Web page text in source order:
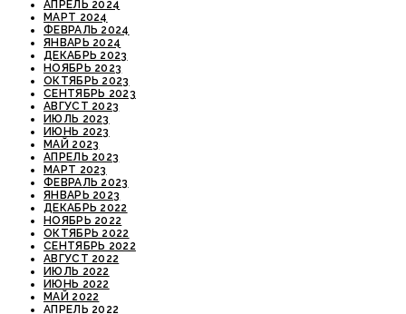
АПРЕЛЬ 2024
МАРТ 2024
ФЕВРАЛЬ 2024
ЯНВАРЬ 2024
ДЕКАБРЬ 2023
НОЯБРЬ 2023
ОКТЯБРЬ 2023
СЕНТЯБРЬ 2023
АВГУСТ 2023
ИЮЛЬ 2023
ИЮНЬ 2023
МАЙ 2023
АПРЕЛЬ 2023
МАРТ 2023
ФЕВРАЛЬ 2023
ЯНВАРЬ 2023
ДЕКАБРЬ 2022
НОЯБРЬ 2022
ОКТЯБРЬ 2022
СЕНТЯБРЬ 2022
АВГУСТ 2022
ИЮЛЬ 2022
ИЮНЬ 2022
МАЙ 2022
АПРЕЛЬ 2022